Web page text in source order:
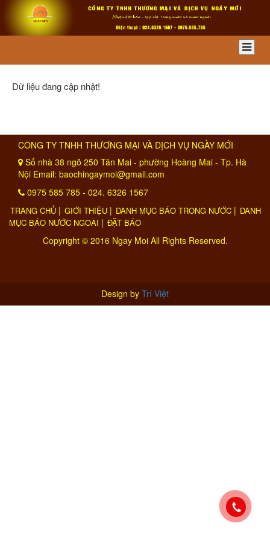
Dữ liệu đang cập nhật!
CÔNG TY TNHH THƯƠNG MẠI VÀ DỊCH VỤ NGÀY MỚI
Số nhà 38 ngõ 250 Tân Mai - phường Hoàng Mai - Tp. Hà
Nội Email: baochingaymoi@gmail.com
0975 585 785 - 024. 6326 1567
TRANG CHỦ | GIỚI THIỆU | DANH MỤC BÁO TRONG NƯỚC | DANH
MỤC BÁO NƯỚC NGOÀI | ĐẶT BÁO
Copyright © 2016 Ngay Moi All Rights Reserved.
Design by Trí Việt